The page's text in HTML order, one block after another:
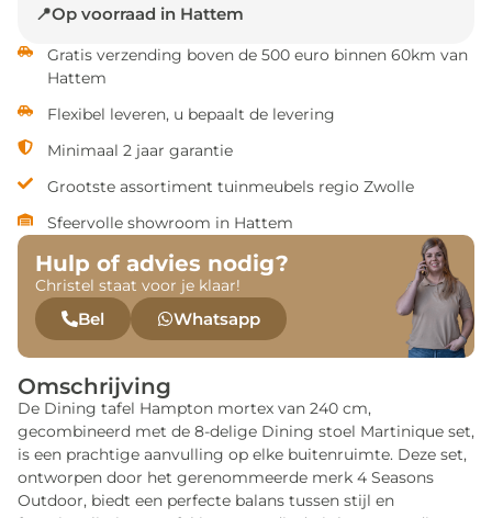
📍Op voorraad in Hattem
Gratis verzending boven de 500 euro binnen 60km van
Hattem
Flexibel leveren, u bepaalt de levering
Minimaal 2 jaar garantie
Grootste assortiment tuinmeubels regio Zwolle
Sfeervolle showroom in Hattem
Hulp of advies nodig?
Christel staat voor je klaar!
Bel Whatsapp
Omschrijving
De Dining tafel Hampton mortex van 240 cm,
gecombineerd met de 8-delige Dining stoel Martinique set,
is een prachtige aanvulling op elke buitenruimte. Deze set,
ontworpen door het gerenommeerde merk 4 Seasons
Outdoor, biedt een perfecte balans tussen stijl en